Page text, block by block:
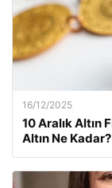
16/12/2025
10 Aralık Altın
Altın Ne Kadar?